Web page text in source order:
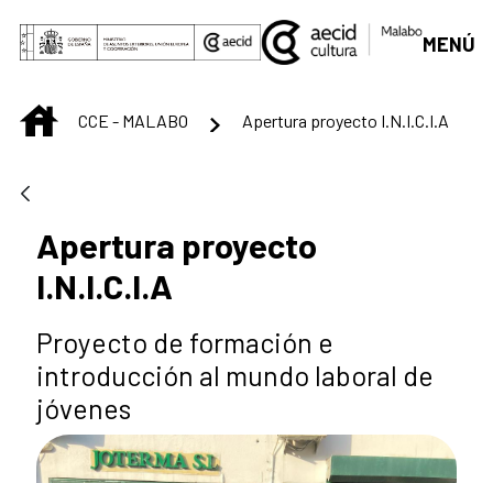
Saltar al contenido principal
MENÚ
INICIOCCE - MALABO Apertura proyecto I.N.I.C.I.A
Apertura proyecto
I.N.I.C.I.A
Proyecto de formación e
introducción al mundo laboral de
jóvenes